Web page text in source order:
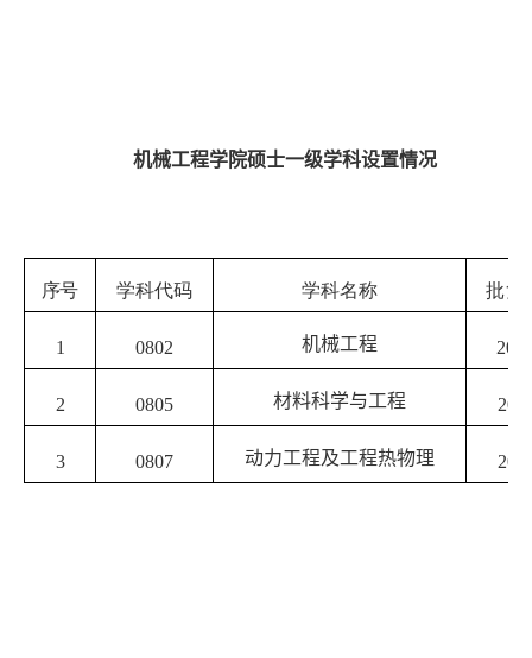
机械工程学院硕士一级学科设置情况
序号 学科代码 学科名称 批复
1 0802 机械工程
2 0805 材料科学与工程
3 0807 动力工程及工程热物理